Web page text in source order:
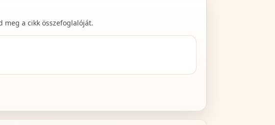
meg a cikk összefoglalóját.